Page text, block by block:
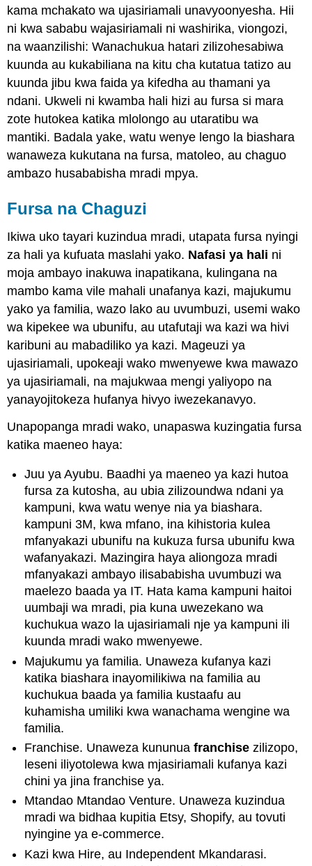
kama mchakato wa ujasiriamali unavyoonyesha. Hii
ni kwa sababu wajasiriamali ni washirika, viongozi,
na waanzilishi: Wanachukua hatari zilizohesabiwa
kuunda au kukabiliana na kitu cha kutatua tatizo au
kuunda jibu kwa faida ya kifedha au thamani ya
ndani. Ukweli ni kwamba hali hizi au fursa si mara
zote hutokea katika mlolongo au utaratibu wa
mantiki. Badala yake, watu wenye lengo la biashara
wanaweza kukutana na fursa, matoleo, au chaguo
ambazo husababisha mradi mpya.
Fursa na Chaguzi
Ikiwa uko tayari kuzindua mradi, utapata fursa nyingi
za hali ya kufuata maslahi yako. Nafasi ya hali ni
moja ambayo inakuwa inapatikana, kulingana na
mambo kama vile mahali unafanya kazi, majukumu
yako ya familia, wazo lako au uvumbuzi, usemi wako
wa kipekee wa ubunifu, au utafutaji wa kazi wa hivi
karibuni au mabadiliko ya kazi. Mageuzi ya
ujasiriamali, upokeaji wako mwenyewe kwa mawazo
ya ujasiriamali, na majukwaa mengi yaliyopo na
yanayojitokeza hufanya hivyo iwezekanavyo.
Unapopanga mradi wako, unapaswa kuzingatia fursa
katika maeneo haya:
Juu ya Ayubu. Baadhi ya maeneo ya kazi hutoa
fursa za kutosha, au ubia zilizoundwa ndani ya
kampuni, kwa watu wenye nia ya biashara.
kampuni 3M, kwa mfano, ina kihistoria kulea
mfanyakazi ubunifu na kukuza fursa ubunifu kwa
wafanyakazi. Mazingira haya aliongoza mradi
mfanyakazi ambayo ilisababisha uvumbuzi wa
maelezo baada ya IT. Hata kama kampuni haitoi
uumbaji wa mradi, pia kuna uwezekano wa
kuchukua wazo la ujasiriamali nje ya kampuni ili
kuunda mradi wako mwenyewe.
Majukumu ya familia. Unaweza kufanya kazi
katika biashara inayomilikiwa na familia au
kuchukua baada ya familia kustaafu au
kuhamisha umiliki kwa wanachama wengine wa
familia.
Franchise. Unaweza kununuafranchise zilizopo,
leseni iliyotolewa kwa mjasiriamali kufanya kazi
chini ya jina franchise ya.
Mtandao Mtandao Venture. Unaweza kuzindua
mradi wa bidhaa kupitia Etsy, Shopify, au tovuti
nyingine ya e-commerce.
Kazi kwa Hire, au Independent Mkandarasi.